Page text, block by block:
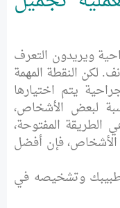
ويريدون التعرف
النقطة المهمة
يتم اختيارها
لبعض الأشخاص،
المفتوحة،
فإن أفضل
وتشخيصه في